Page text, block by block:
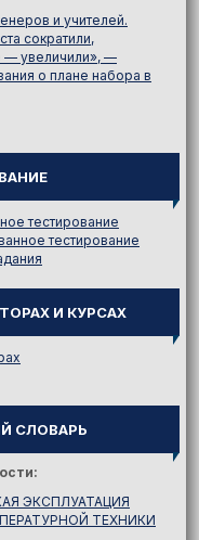
и учителей.
сократили,
увеличили», —
о плане набора в
тестирование
тестирование
И КУРСАХ
СЛОВАРЬ
ЭКСПЛУАТАЦИЯ
ТЕХНИКИ